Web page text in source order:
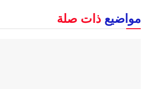
مواضيع ذات صلة